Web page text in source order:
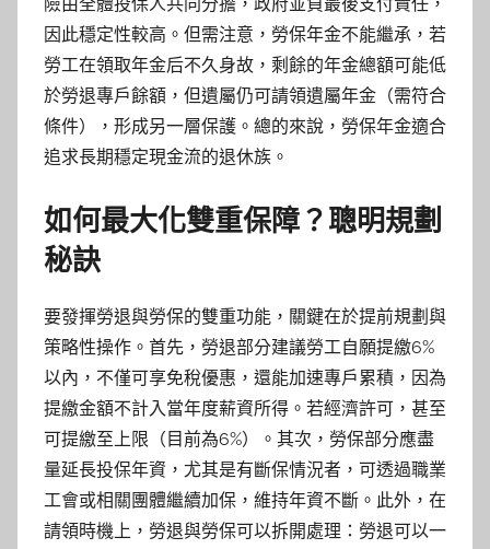
險由全體投保人共同分擔，政府並負最後支付責任，
因此穩定性較高。但需注意，勞保年金不能繼承，若
勞工在領取年金后不久身故，剩餘的年金總額可能低
於勞退專戶餘額，但遺屬仍可請領遺屬年金（需符合
條件），形成另一層保護。總的來說，勞保年金適合
追求長期穩定現金流的退休族。
如何最大化雙重保障？聰明規劃
秘訣
要發揮勞退與勞保的雙重功能，關鍵在於提前規劃與
策略性操作。首先，勞退部分建議勞工自願提繳6%
以內，不僅可享免稅優惠，還能加速專戶累積，因為
提繳金額不計入當年度薪資所得。若經濟許可，甚至
可提繳至上限（目前為6%）。其次，勞保部分應盡
量延長投保年資，尤其是有斷保情況者，可透過職業
工會或相關團體繼續加保，維持年資不斷。此外，在
請領時機上，勞退與勞保可以拆開處理：勞退可以一